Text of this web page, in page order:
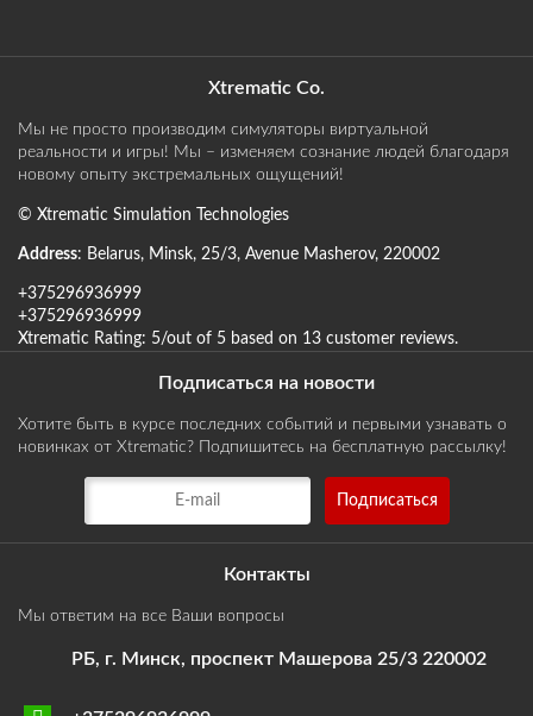
Xtrematic Co.
Мы не просто производим симуляторы виртуальной
реальности и игры! Мы – изменяем сознание людей благодаря
новому опыту экстремальных ощущений!
© Xtrematic Simulation Technologies
Address: Belarus, Minsk, 25/3, Avenue Masherov, 220002
+375296936999
+375296936999
Xtrematic Rating: 5/out of 5 based on 13 customer reviews.
Подписаться на новости
Хотите быть в курсе последних событий и первыми узнавать о
новинках от Xtrematic? Подпишитесь на бесплатную рассылку!
Контакты
Мы ответим на все Ваши вопросы
РБ, г. Минск, проспект Машерова 25/3 220002